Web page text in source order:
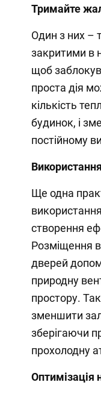
Тримайте
Один з них –
закритими в
щоб
проста дія
кількість
будинок, і
постійному
Ще одна
створення
Розміщення
дверей
природну
простору.
зменшити
зберігаючи
прохолодну
Оптимізація